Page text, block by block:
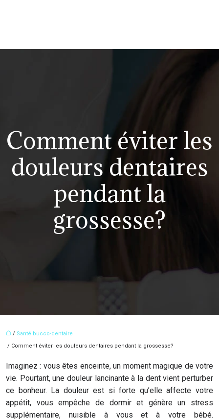
Comment éviter les
douleurs dentaires
pendant la
grossesse?
/ Santé bucco-dentaire
/ Comment éviter les douleurs dentaires pendant la grossesse?
Imaginez : vous êtes enceinte, un moment magique de votre
vie. Pourtant, une douleur lancinante à la dent vient perturber
ce bonheur. La douleur est si forte qu’elle affecte votre
appétit, vous empêche de dormir et génère un stress
supplémentaire, nuisible à vous et à votre bébé.